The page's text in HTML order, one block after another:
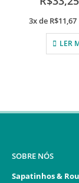
3x de R$11,67
LER
SOBRE NÓS
Sapatinhos &